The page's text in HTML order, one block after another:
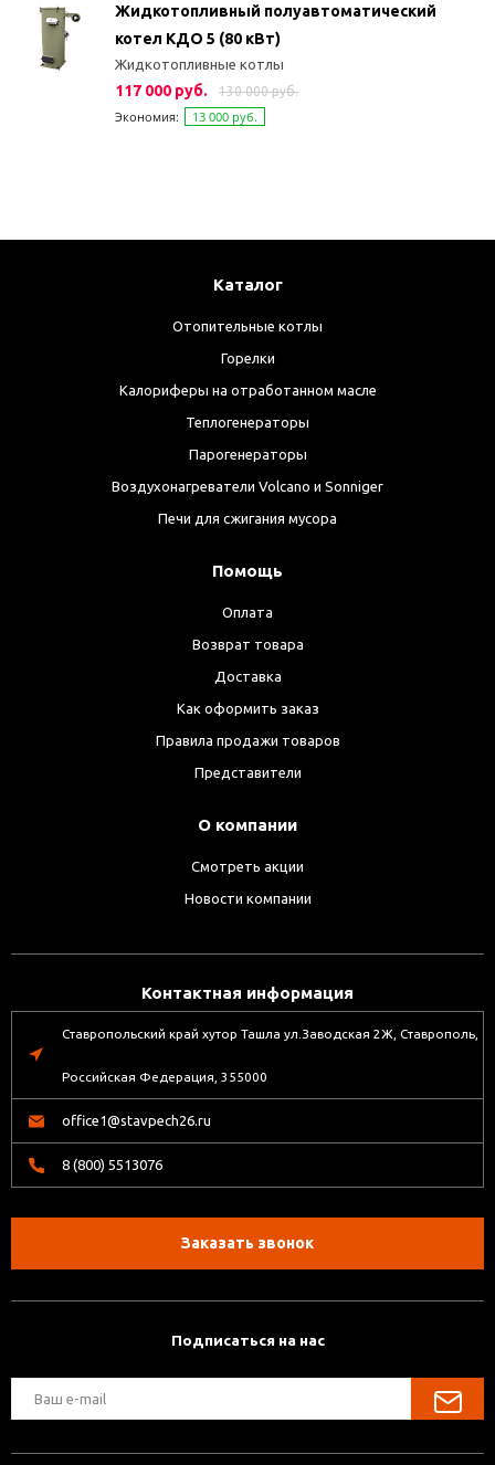
Жидкотопливный полуавтоматический
котел КДО 5 (80 кВт)
Жидкотопливные котлы
117 000 руб. 130 000 руб.
Экономия: 13 000 руб.
Каталог
Отопительные котлы
Горелки
Калориферы на отработанном масле
Теплогенераторы
Парогенераторы
Воздухонагреватели Volcano и Sonniger
Печи для сжигания мусора
Помощь
Оплата
Возврат товара
Доставка
Как оформить заказ
Правила продажи товаров
Представители
О компании
Смотреть акции
Новости компании
Контактная информация
Ставропольский край хутор Ташла ул.Заводская 2Ж, Ставрополь,
Российская Федерация, 355000
office1@stavpech26.ru
8 (800) 5513076
Заказать звонок
Подписаться на нас